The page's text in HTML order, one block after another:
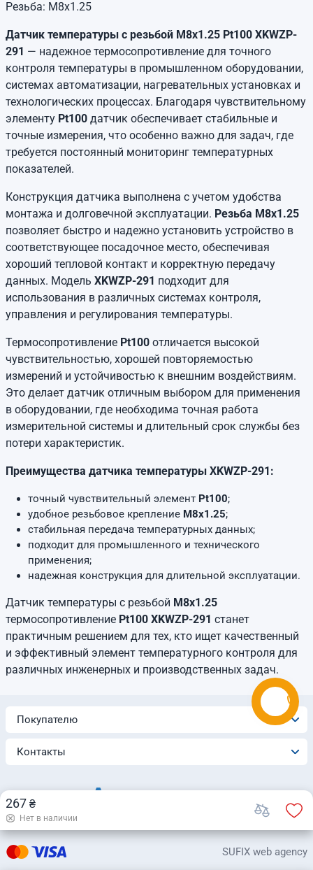
Резьба: М8х1.25
Датчик температуры с резьбой М8х1.25 Pt100 XKWZP-
291 — надежное термосопротивление для точного
контроля температуры в промышленном оборудовании,
системах автоматизации, нагревательных установках и
технологических процессах. Благодаря чувствительному
элементу Pt100 датчик обеспечивает стабильные и
точные измерения, что особенно важно для задач, где
требуется постоянный мониторинг температурных
показателей.
Конструкция датчика выполнена с учетом удобства
монтажа и долговечной эксплуатации. Резьба М8х1.25
позволяет быстро и надежно установить устройство в
соответствующее посадочное место, обеспечивая
хороший тепловой контакт и корректную передачу
данных. Модель XKWZP-291 подходит для
использования в различных системах контроля,
управления и регулирования температуры.
Термосопротивление Pt100 отличается высокой
чувствительностью, хорошей повторяемостью
измерений и устойчивостью к внешним воздействиям.
Это делает датчик отличным выбором для применения
в оборудовании, где необходима точная работа
измерительной системы и длительный срок службы без
потери характеристик.
Преимущества датчика температуры XKWZP-291:
точный чувствительный элемент Pt100;
удобное резьбовое крепление М8х1.25;
стабильная передача температурных данных;
подходит для промышленного и технического
применения;
надежная конструкция для длительной эксплуатации.
Датчик температуры с резьбой М8х1.25
термосопротивление Pt100 XKWZP-291 станет
практичным решением для тех, кто ищет качественный
и эффективный элемент температурного контроля для
различных инженерных и производственных задач.
267 ₴
Нет в наличии
Покупателю
Контакты
© 2026 Интернет-магазин «Automatica»
SUFIX web agency